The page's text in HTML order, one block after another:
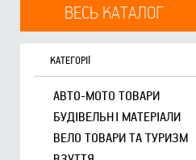
ВЕСЬ КАТАЛОГ
КАТЕГОРІЇ
АВТО-МОТО ТОВАРИ
БУДІВЕЛЬНІ МАТЕРІАЛИ
ВЕЛО ТОВАРИ ТА ТУРИЗМ